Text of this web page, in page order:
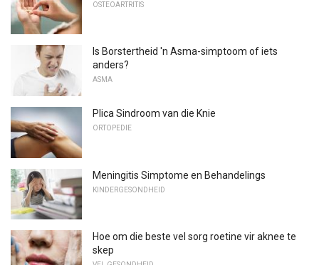
OSTEOARTRITIS
Is Borstertheid 'n Asma-simptoom of iets
anders?
ASMA
Plica Sindroom van die Knie
ORTOPEDIE
Meningitis Simptome en Behandelings
KINDERGESONDHEID
Hoe om die beste vel sorg roetine vir aknee te
skep